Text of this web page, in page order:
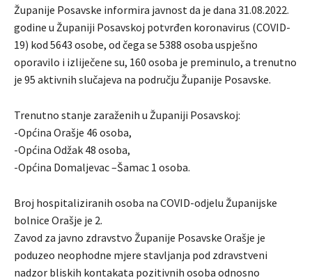
Županije Posavske informira javnost da je dana 31.08.2022.
godine u Županiji Posavskoj potvrđen koronavirus (COVID-
19) kod 5643 osobe, od čega se 5388 osoba uspješno
oporavilo i izliječene su, 160 osoba je preminulo, a trenutno
je 95 aktivnih slučajeva na području Županije Posavske.
Trenutno stanje zaraženih u Županiji Posavskoj:
-Općina Orašje 46 osoba,
-Općina Odžak 48 osoba,
-Općina Domaljevac –Šamac 1 osoba.
Broj hospitaliziranih osoba na COVID-odjelu Županijske
bolnice Orašje je 2.
Zavod za javno zdravstvo Županije Posavske Orašje je
poduzeo neophodne mjere stavljanja pod zdravstveni
nadzor bliskih kontakata pozitivnih osoba odnosno